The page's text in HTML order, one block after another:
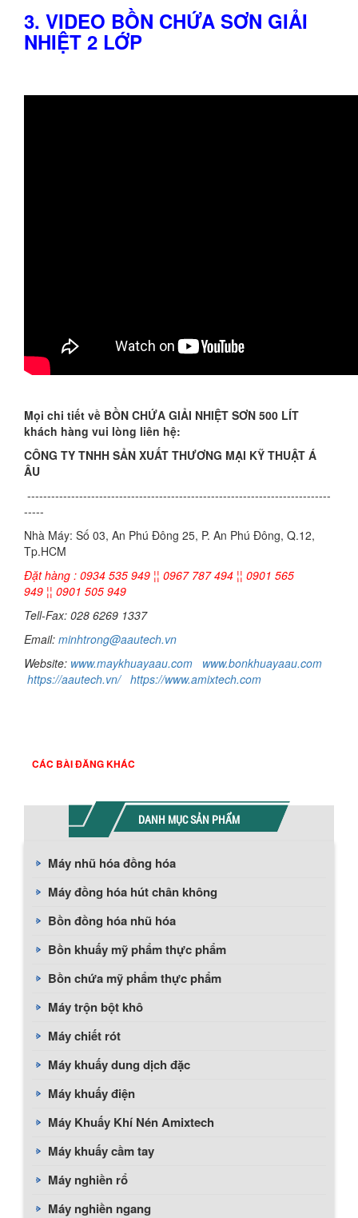
3. VIDEO BỒN CHỨA SƠN GIẢI
NHIỆT 2 LỚP
Mọi chi tiết về BỒN CHỨA GIẢI NHIỆT SƠN 500 LÍT
khách hàng vui lòng liên hệ:
CÔNG TY TNHH SẢN XUẤT THƯƠNG MẠI KỸ THUẬT Á
ÂU
----------------------------------------------------------------------------
-----
Nhà Máy: Số 03, An Phú Đông 25, P. An Phú Đông, Q.12,
Tp.HCM
Đặt hàng : 0934 535 949 ¦¦ 0967 787 494 ¦¦ 0901 565
949 ¦¦ 0901 505 949
Tell-Fax: 028 6269 1337
Email: minhtrong@aautech.vn
Website: www.maykhuayaau.com
www.bonkhuayaau.com
https://aautech.vn/ https://www.amixtech.com
CÁC BÀI ĐĂNG KHÁC
DANH MỤC SẢN PHẨM
Máy nhũ hóa đồng hóa
Máy đồng hóa hút chân không
Bồn đồng hóa nhũ hóa
Bồn khuấy mỹ phẩm thực phẩm
Bồn chứa mỹ phẩm thực phẩm
Máy trộn bột khô
Máy chiết rót
Máy khuấy dung dịch đặc
Máy khuấy điện
Máy Khuấy Khí Nén Amixtech
Máy khuấy cầm tay
Máy nghiền rổ
Máy nghiền ngang